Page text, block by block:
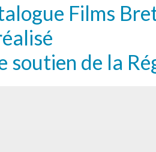
Films
soutien de la